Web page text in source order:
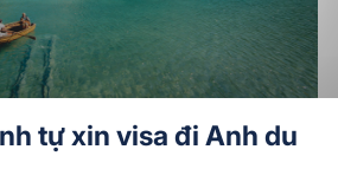
tự xin visa đi Anh du